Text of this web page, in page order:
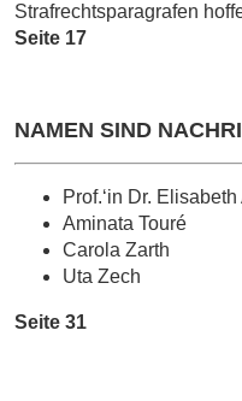
Strafrechtsparagrafen
Seite 17
NAMEN SIND
Prof.‘in Dr.
Aminata Touré
Carola Zarth
Uta Zech
Seite 31